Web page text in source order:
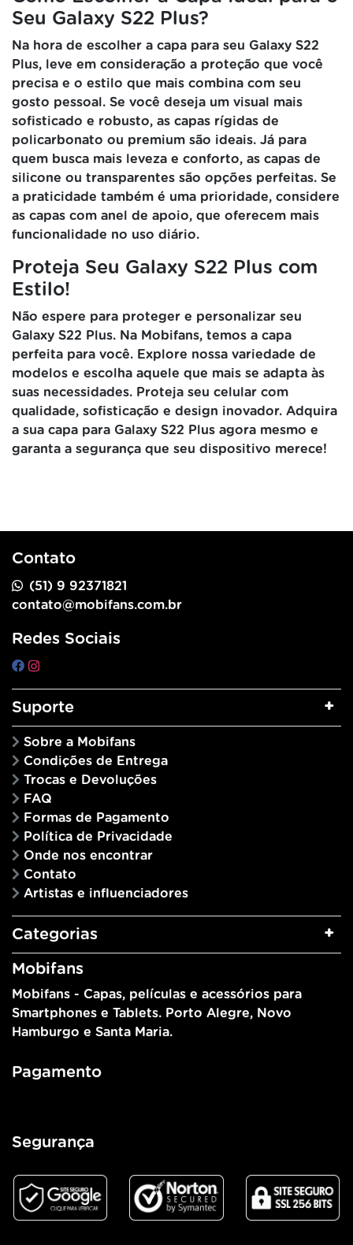
Seu Galaxy S22 Plus?
Na hora de escolher a capa para seu Galaxy S22
Plus, leve em consideração a proteção que você
precisa e o estilo que mais combina com seu
gosto pessoal. Se você deseja um visual mais
sofisticado e robusto, as capas rígidas de
policarbonato ou premium são ideais. Já para
quem busca mais leveza e conforto, as capas de
silicone ou transparentes são opções perfeitas. Se
a praticidade também é uma prioridade, considere
as capas com anel de apoio, que oferecem mais
funcionalidade no uso diário.
Proteja Seu Galaxy S22 Plus com
Estilo!
Não espere para proteger e personalizar seu
Galaxy S22 Plus. Na Mobifans, temos a capa
perfeita para você. Explore nossa variedade de
modelos e escolha aquele que mais se adapta às
suas necessidades. Proteja seu celular com
qualidade, sofisticação e design inovador. Adquira
a sua capa para Galaxy S22 Plus agora mesmo e
garanta a segurança que seu dispositivo merece!
Contato
(51) 9 92371821
contato@mobifans.com.br
Redes Sociais
Suporte
Sobre a Mobifans
Condições de Entrega
Trocas e Devoluções
FAQ
Formas de Pagamento
Política de Privacidade
Onde nos encontrar
Contato
Artistas e influenciadores
Categorias
Mobifans
Mobifans - Capas, películas e acessórios para
Smartphones e Tablets. Porto Alegre, Novo
Hamburgo e Santa Maria.
Pagamento
Segurança